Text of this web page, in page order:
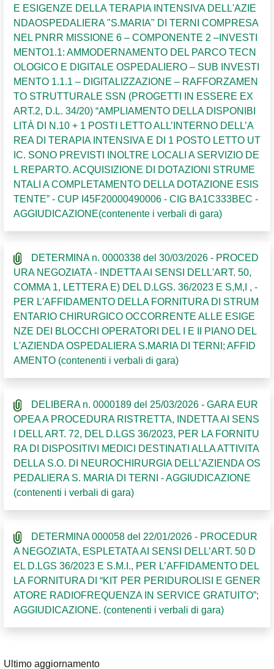
E ESIGENZE DELLA TERAPIA INTENSIVA DELL'AZIE
NDAOSPEDALIERA "S.MARIA" DI TERNI COMPRESA
NEL PNRR MISSIONE 6 – COMPONENTE 2 –INVESTI
MENTO1.1: AMMODERNAMENTO DEL PARCO TECN
OLOGICO E DIGITALE OSPEDALIERO – SUB INVESTI
MENTO 1.1.1 – DIGITALIZZAZIONE – RAFFORZAMEN
TO STRUTTURALE SSN (PROGETTI IN ESSERE EX
ART.2, D.L. 34/20) “AMPLIAMENTO DELLA DISPONIBI
LITÀ DI N.10 + 1 POSTI LETTO ALL’INTERNO DELL’A
REA DI TERAPIA INTENSIVA E DI 1 POSTO LETTO UT
IC. SONO PREVISTI INOLTRE LOCALI A SERVIZIO DE
L REPARTO. ACQUISIZIONE DI DOTAZIONI STRUME
NTALI A COMPLETAMENTO DELLA DOTAZIONE ESIS
TENTE” - CUP I45F20000490006 - CIG BA1C333BEC -
AGGIUDICAZIONE(contenente i verbali di gara)
DETERMINA n. 0000338 del 30/03/2026 - PROCED
URA NEGOZIATA - INDETTA AI SENSI DELL'ART. 50,
COMMA 1, LETTERA E) DEL D.LGS. 36/2023 E S,M,I , -
PER L'AFFIDAMENTO DELLA FORNITURA DI STRUM
ENTARIO CHIRURGICO OCCORRENTE ALLE ESIGE
NZE DEI BLOCCHI OPERATORI DEL I E II PIANO DEL
L'AZIENDA OSPEDALIERA S.MARIA DI TERNI; AFFID
AMENTO (contenenti i verbali di gara)
DELIBERA n. 0000189 del 25/03/2026 - GARA EUR
OPEA A PROCEDURA RISTRETTA, INDETTA AI SENS
I DELL ART. 72, DEL D.LGS 36/2023, PER LA FORNITU
RA DI DISPOSITIVI MEDICI DESTINATI ALLA ATTIVITA
DELLA S.O. DI NEUROCHIRURGIA DELL’AZIENDA OS
PEDALIERA S. MARIA DI TERNI - AGGIUDICAZIONE
(contenenti i verbali di gara)
DETERMINA 000058 del 22/01/2026 - PROCEDUR
A NEGOZIATA, ESPLETATA AI SENSI DELL’ART. 50 D
EL D.LGS 36/2023 E S.M.I., PER L’AFFIDAMENTO DEL
LA FORNITURA DI “KIT PER PERIDUROLISI E GENER
ATORE RADIOFREQUENZA IN SERVICE GRATUITO”;
AGGIUDICAZIONE. (contenenti i verbali di gara)
Ultimo aggiornamento